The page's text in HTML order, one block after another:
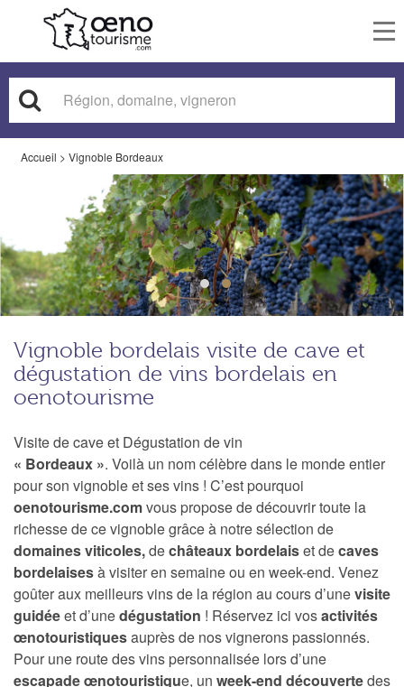
Accueil > Vignoble Bordeaux
Vignoble bordelais visite de cave et
dégustation de vins bordelais en
oenotourisme
Visite de cave et Dégustation de vin
« Bordeaux ». Voilà un nom célèbre dans le monde entier
pour son vignoble et ses vins ! C’est pourquoi
oenotourisme.comvous propose de découvrir toute la
richesse de ce vignoble grâce à notre sélection de
domaines viticoles,dechâteaux bordelaiset decaves
bordelaisesà visiter en semaine ou en week-end. Venez
goûter aux meilleurs vins de la région au cours d’unevisite
guidéeet d’unedégustation ! Réservez ici vosactivités
œnotouristiquesauprès de nos vignerons passionnés.
Pour une route des vins personnalisée lors d’une
escapade œnotouristique, un week-end découvertedes